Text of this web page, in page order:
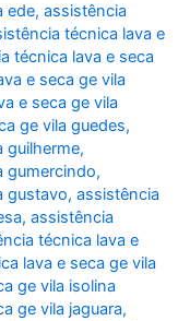
ede,assistência
técnica lava e
técnica lava e seca
e seca ge vila
e seca ge vila
ge vila guedes,
guilherme,
gumercindo,
gustavo,assistência
,assistência
técnica lava e
lava e seca ge vila
ge vila isolina
ge vila jaguara,